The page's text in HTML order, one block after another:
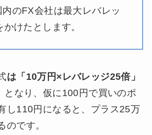
のFX会社は最大レバレッ
けたとします。
は「10万円×レバレッジ25倍」
となり、仮に100円で買いのポ
し110円になると、プラス25万
のです。